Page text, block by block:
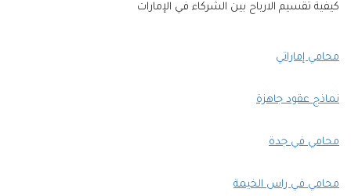
كيفية تقسيم الارباح بين الشركاء في الإمارات
محامي إماراتي
نماذج عقود جاهزة
محامي في جدة
محامي في راس الخيمة